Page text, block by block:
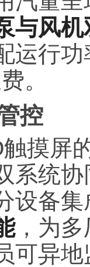
与风
运行
。
控
摸屏
系统
设备集
，为多
可异